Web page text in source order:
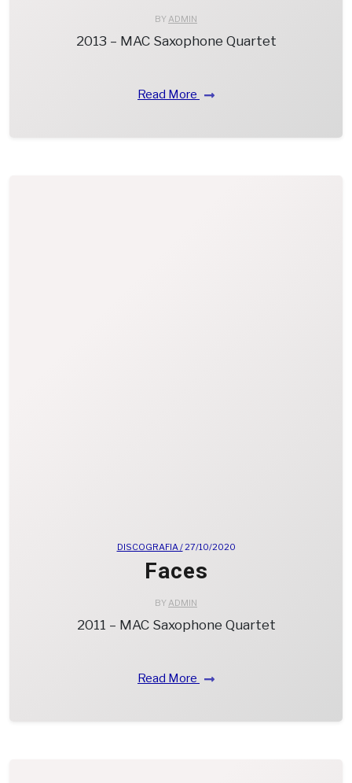
BYADMIN
2013 – MAC Saxophone Quartet
Read More
DISCOGRAFIA /27/10/2020
Faces
BYADMIN
2011 – MAC Saxophone Quartet
Read More